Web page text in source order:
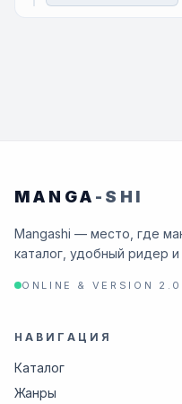
MANGA -SHI
Mangashi — место, где
каталог, удобный ридер
ONLINE & VERSION 2.0
НАВИГАЦИЯ
Каталог
Жанры